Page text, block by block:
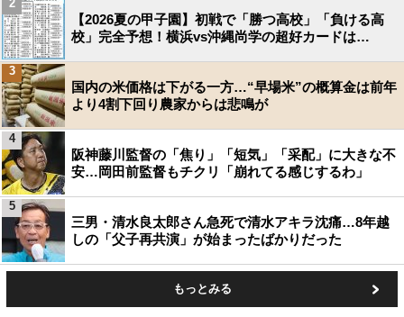
【2026夏の甲子園】初戦で「勝つ高校」「負ける高
校」完全予想！横浜vs沖縄尚学の超好カードは…
2
国内の米価格は下がる一方…“早場米”の概算金は前年
より4割下回り農家からは悲鳴が
3
阪神藤川監督の「焦り」「短気」「采配」に大きな不
安…岡田前監督もチクリ「崩れてる感じするわ」
4
三男・清水良太郎さん急死で清水アキラ沈痛…8年越
しの「父子再共演」が始まったばかりだった
5
もっとみる